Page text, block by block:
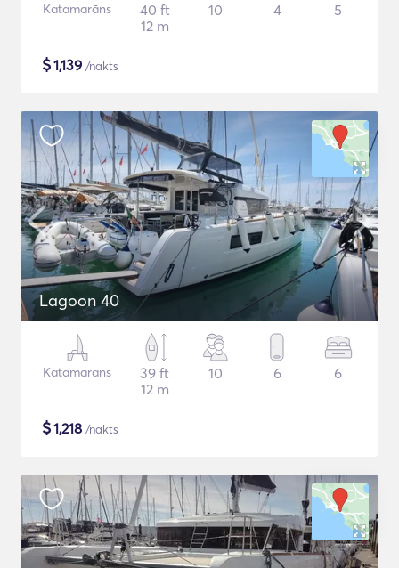
Katamarāns
40 ft
12 m
10 4 5
$1,139 /nakts
Lagoon 40
Katamarāns
39 ft
12 m
10 6 6
$1,218 /nakts